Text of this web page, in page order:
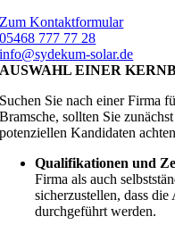
Zum Kontaktformular
05468 777 77 28
info@sydekum-solar.de
AUSWAHL EINER
Suchen Sie nach einer Firma
Bramsche, sollten Sie
potenziellen Kandidaten
Qualifikationen und
Firma als auch
sicherzustellen, dass
durchgeführt werden.